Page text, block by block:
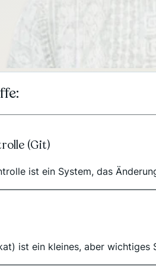
(Git)
ist ein System, das
ist ein kleines, aber wichtiges